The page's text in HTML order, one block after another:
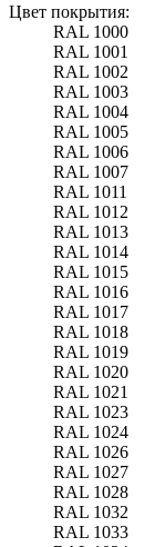
Цвет покрытия:
RAL 1000
RAL 1001
RAL 1002
RAL 1003
RAL 1004
RAL 1005
RAL 1006
RAL 1007
RAL 1011
RAL 1012
RAL 1013
RAL 1014
RAL 1015
RAL 1016
RAL 1017
RAL 1018
RAL 1019
RAL 1020
RAL 1021
RAL 1023
RAL 1024
RAL 1026
RAL 1027
RAL 1028
RAL 1032
RAL 1033